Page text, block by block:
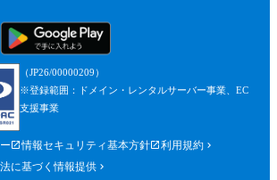
（JP26/00000209）
※登録範囲：ドメイン・レンタルサーバー事業、EC
支援事業
情報セキュリティ基本方針
利用規約
に基づく情報提供